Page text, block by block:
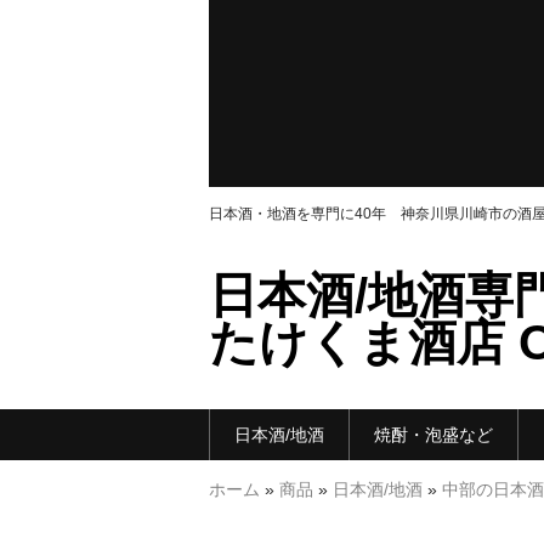
日本酒・地酒を専門に40年 神奈川県川崎市の酒
日本酒/地酒専
たけくま酒店
日本酒/地酒 焼酎・泡盛など
ホーム » 商品 » 日本酒/地酒 » 中部の日本